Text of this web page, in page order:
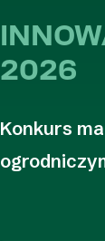
2026
Konkurs